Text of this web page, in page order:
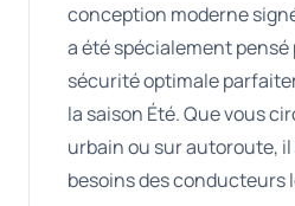
conception moderne
a été spécialement
sécurité optimale
la saison Été. Que vous
urbain ou sur autoroute,
besoins des conducteurs